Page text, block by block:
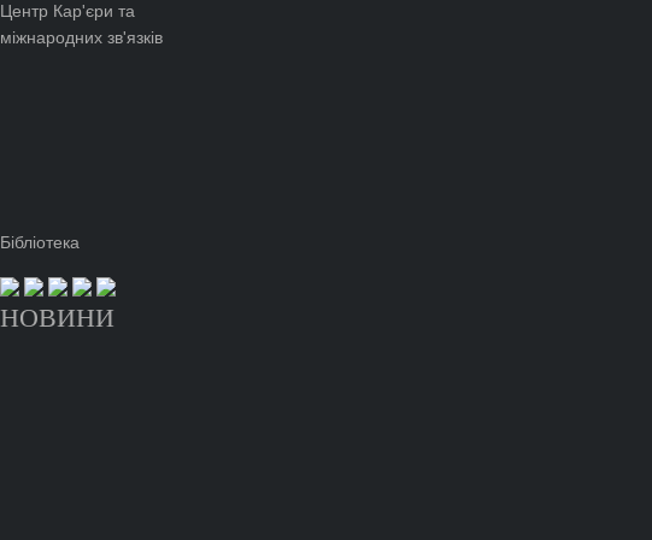
Центр Кар'єри та
міжнародних зв'язків
Бібліотека
НОВИНИ